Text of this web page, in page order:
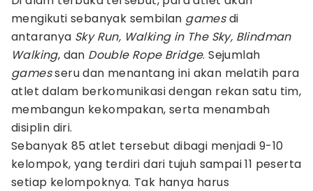
mengikuti sebanyak sembilan gamesdi
antaranya Sky Run, Walking in The Sky, Blindman
Walking, dan Double Rope Bridge. Sejumlah
gamesseru dan menantang ini akan melatih para
atlet dalam berkomunikasi dengan rekan satu tim,
membangun kekompakan, serta menambah
disiplin diri.
Sebanyak 85 atlet tersebut dibagi menjadi 9-10
kelompok, yang terdiri dari tujuh sampai 11 peserta
setiap kelompoknya. Tak hanya harus